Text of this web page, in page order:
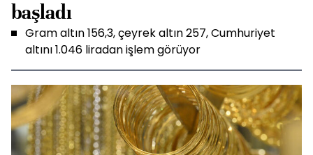
başladı
Gram altın 156,3, çeyrek altın 257, Cumhuriyet
altını 1.046 liradan işlem görüyor